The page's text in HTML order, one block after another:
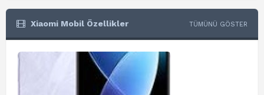
Xiaomi Mobil Özellikler TÜMÜNÜ GÖSTER